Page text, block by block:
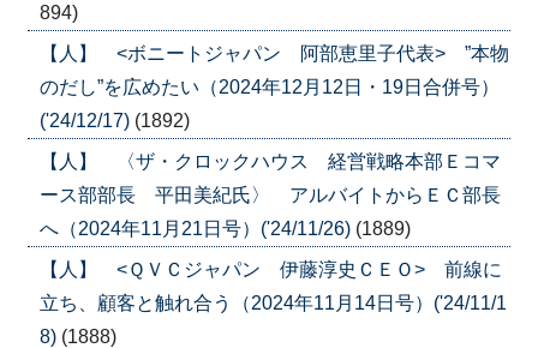
894)
【人】 <ボニートジャパン 阿部恵里子代表> ”本物
のだし”を広めたい（2024年12月12日・19日合併号）
('24/12/17) (1892)
【人】 〈ザ・クロックハウス 経営戦略本部Ｅコマ
ース部部長 平田美紀氏〉 アルバイトからＥＣ部長
へ（2024年11月21日号）('24/11/26) (1889)
【人】 <ＱＶＣジャパン 伊藤淳史ＣＥＯ> 前線に
立ち、顧客と触れ合う（2024年11月14日号）('24/11/1
8) (1888)